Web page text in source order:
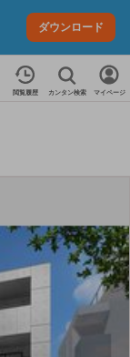
ダウンロード
閲覧履歴 カンタン検索 マイページ